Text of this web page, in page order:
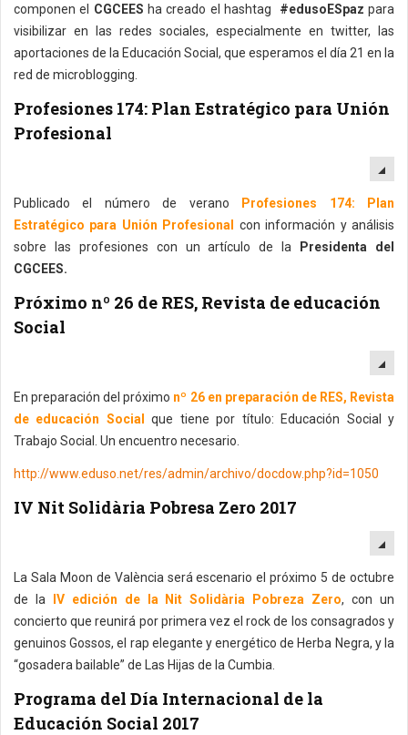
componen el CGCEES ha creado el hashtag #edusoESpaz para
visibilizar en las redes sociales, especialmente en twitter, las
aportaciones de la Educación Social, que esperamos el día 21 en la
red de microblogging.
Profesiones 174: Plan Estratégico para Unión
Profesional
Publicado el número de verano
Profesiones 174: Plan
Estratégico para Unión Profesional
con información y análisis
sobre las profesiones con un artículo de la Presidenta del
CGCEES.
Próximo nº 26 de RES, Revista de educación
Social
En preparación del próximo nº 26 en preparación de RES, Revista
de educación Socialque tiene por título: Educación Social y
Trabajo Social. Un encuentro necesario.
http://www.eduso.net/res/admin/archivo/docdow.php?id=1050
IV Nit Solidària Pobresa Zero 2017
La Sala Moon de València será escenario el próximo 5 de octubre
de la IV edición de la Nit Solidària Pobreza Zero, con un
concierto que reunirá por primera vez el rock de los consagrados y
genuinos Gossos, el rap elegante y energético de Herba Negra, y la
“gosadera bailable” de Las Hijas de la Cumbia.
Programa del Día Internacional de la
Educación Social 2017